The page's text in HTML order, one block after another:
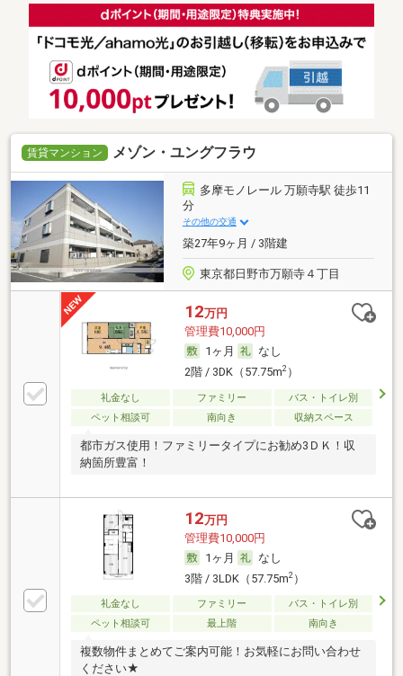
賃貸マンション メゾン・ユングフラウ
多摩モノレール 万願寺駅 徒歩11
分
その他の交通
築27年9ヶ月 / 3階建
東京都日野市万願寺４丁目
12万円
管理費10,000円
1ヶ月
なし
2階 / 3DK（57.75m2）
礼金なし ファミリー
バス・トイレ別
ペット相談可
南向き 収納スペース
都市ガス使用！ファミリータイプにお勧め3ＤＫ！収
納箇所豊富！
12万円
管理費10,000円
1ヶ月
なし
3階 / 3LDK（57.75m2）
礼金なし ファミリー
バス・トイレ別
ペット相談可
最上階 南向き
複数物件まとめてご案内可能！お気軽にお問い合わせ
ください★